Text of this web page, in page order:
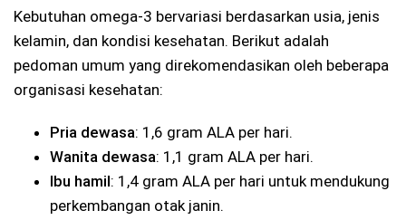
Kebutuhan omega-3 bervariasi berdasarkan usia, jenis
kelamin, dan kondisi kesehatan. Berikut adalah
pedoman umum yang direkomendasikan oleh beberapa
organisasi kesehatan:
Pria dewasa: 1,6 gram ALA per hari.
Wanita dewasa: 1,1 gram ALA per hari.
Ibu hamil: 1,4 gram ALA per hari untuk mendukung
perkembangan otak janin.